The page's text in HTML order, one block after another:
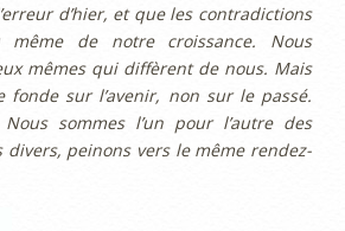
d’hier, et que les contradictions
de notre croissance. Nous
mêmes qui diffèrent de nous. Mais
sur l’avenir, non sur le passé.
sommes l’un pour l’autre des
peinons vers le même rendez-